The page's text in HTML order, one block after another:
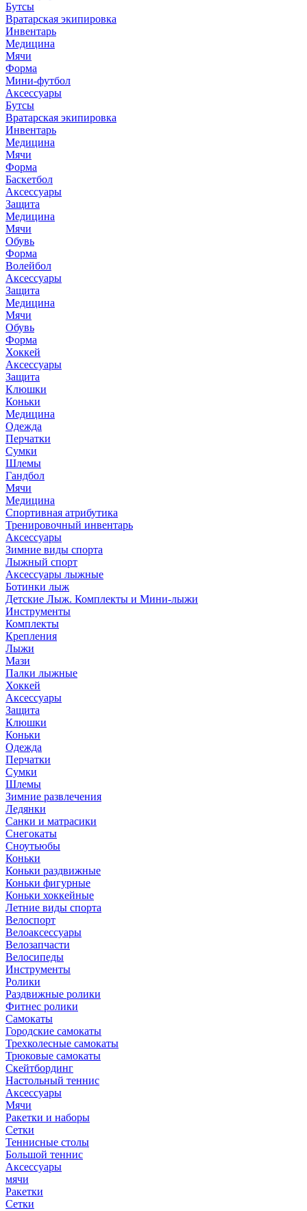
Бутсы
Вратарская экипировка
Инвентарь
Медицина
Мячи
Форма
Мини-футбол
Аксессуары
Бутсы
Вратарская экипировка
Инвентарь
Медицина
Мячи
Форма
Баскетбол
Аксессуары
Защита
Медицина
Мячи
Обувь
Форма
Волейбол
Аксессуары
Защита
Медицина
Мячи
Обувь
Форма
Хоккей
Аксессуары
Защита
Клюшки
Коньки
Медицина
Одежда
Перчатки
Сумки
Шлемы
Гандбол
Мячи
Медицина
Спортивная атрибутика
Тренировочный инвентарь
Аксессуары
Зимние виды спорта
Лыжный спорт
Аксессуары лыжные
Ботинки лыж
Детские Лыж. Комплекты и Мини-лыжи
Инструменты
Комплекты
Крепления
Лыжи
Мази
Палки лыжные
Хоккей
Аксессуары
Защита
Клюшки
Коньки
Одежда
Перчатки
Сумки
Шлемы
Зимние развлечения
Ледянки
Санки и матрасики
Снегокаты
Сноутьюбы
Коньки
Коньки раздвижные
Коньки фигурные
Коньки хоккейные
Летние виды спорта
Велоспорт
Велоаксессуары
Велозапчасти
Велосипеды
Инструменты
Ролики
Раздвижные ролики
Фитнес ролики
Самокаты
Городские самокаты
Трехколесные самокаты
Трюковые самокаты
Скейтбординг
Настольный теннис
Аксессуары
Мячи
Ракетки и наборы
Сетки
Теннисные столы
Большой теннис
Аксессуары
мячи
Ракетки
Сетки